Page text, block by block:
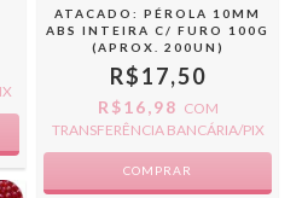
ATACADO: PÉROLA 10MM
ABS INTEIRA C/ FURO 100G
(APROX. 200UN)
R$17,50
R$16,98 COM
TRANSFERÊNCIA BANCÁRIA/PIX
COMPRAR